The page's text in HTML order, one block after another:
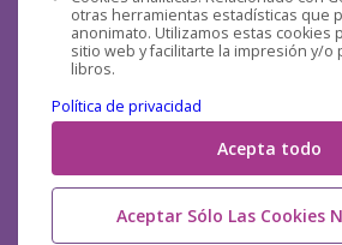
otras herramientas estadísticas que
anonimato. Utilizamos estas cookies
sitio web y facilitarte la impresión y/o
libros.
Política de privacidad
Acepta todo
Aceptar Sólo Las Cookies
Redes sociales